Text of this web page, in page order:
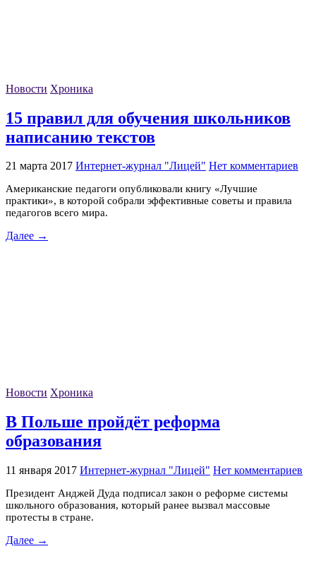
Новости Хроника
15 правил для обучения школьников
написанию текстов
21 марта 2017 Интернет-журнал "Лицей" Нет комментариев
Американские педагоги опубликовали книгу «Лучшие
практики», в которой собрали эффективные советы и правила
педагогов всего мира.
Далее →
Новости Хроника
В Польше пройдёт реформа
образования
11 января 2017 Интернет-журнал "Лицей" Нет комментариев
Президент Анджей Дуда подписал закон о реформе системы
школьного образования, который ранее вызвал массовые
протесты в стране.
Далее →